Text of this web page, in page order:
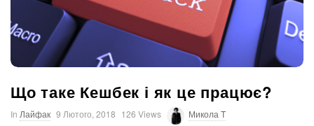
Що таке Кешбек і як це працює?
In Лайфак 9 Лютого, 2018 126 Views Микола T